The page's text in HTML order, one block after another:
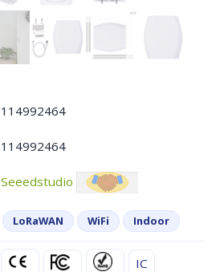
114992464
114992464
Seeedstudio
LoRaWAN WiFi Indoor
IC